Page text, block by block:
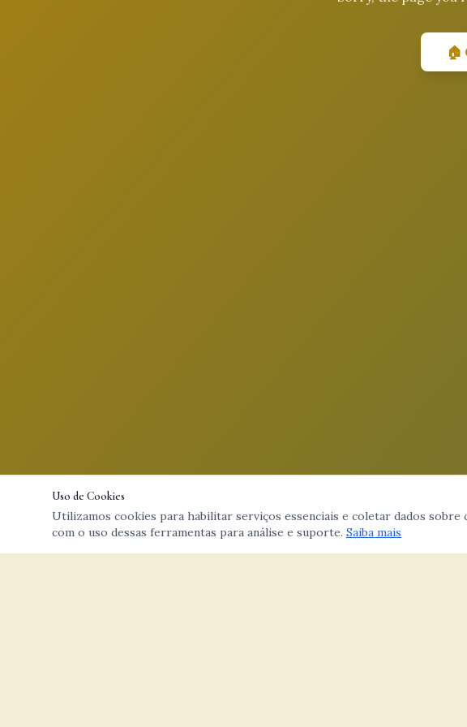
🏠
Uso de Cookies
Utilizamos cookies para habilitar serviços essenciais e coletar dados
com o uso dessas ferramentas para análise e suporte. Saiba mais